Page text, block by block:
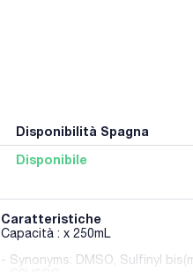
Disponibilità Spagna
Disponibile
Caratteristiche
Capacità : x 250mL
- Synonyms: DMSO, Sulfinyl